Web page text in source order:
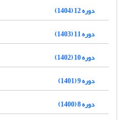
دوره 12 (1404)
دوره 11 (1403)
دوره 10 (1402)
دوره 9 (1401)
دوره 8 (1400)